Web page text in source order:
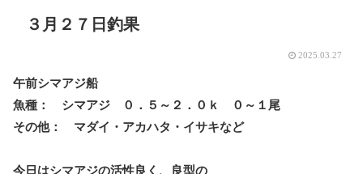
３月２７日釣果
2025.03.27
午前シマアジ船
魚種： シマアジ ０．５～２．０ｋ ０～１尾
その他： マダイ・アカハタ・イサキなど
今日はシマアジの活性良く、良型の